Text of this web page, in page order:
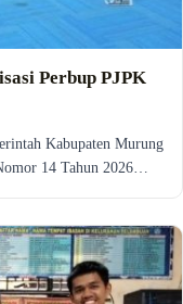
Perbup PJPK
Kabupaten Murung
14 Tahun 2026…